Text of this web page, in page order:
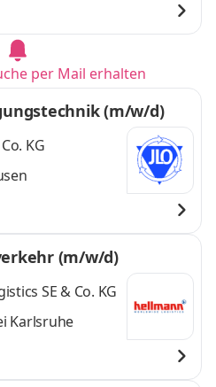
per Mail erhalten
(m/w/d)
KG
(m/w/d)
SE & Co. KG
Karlsruhe